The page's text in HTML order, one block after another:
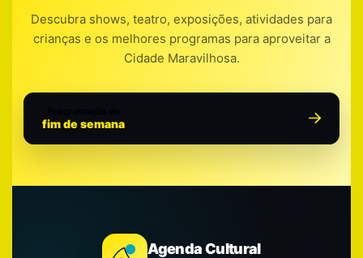
Descubra shows, teatro, exposições, atividades para
crianças e os melhores programas para aproveitar a
Cidade Maravilhosa.
fim de semana
Agenda Cultural